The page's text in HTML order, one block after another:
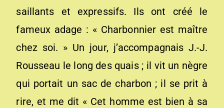
saillants et expressifs. Ils ont créé le
fameux adage : « Charbonnier est maître
chez soi. » Un jour, j’accompagnais J.-J.
Rousseau le long des quais ; il vit un nègre
qui portait un sac de charbon ; il se prit à
rire, et me dit « Cet homme est bien à sa